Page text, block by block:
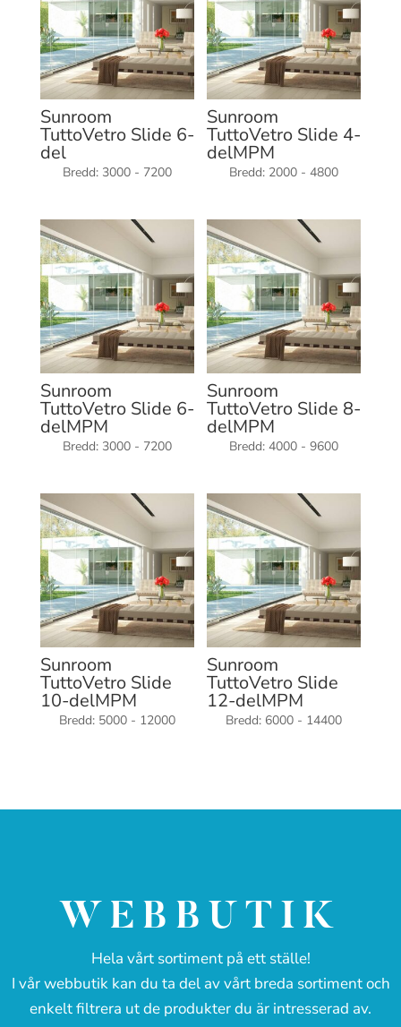
Sunroom
TuttoVetro Slide 6-
del
Bredd: 3000 - 7200
Sunroom
TuttoVetro Slide 4-
delMPM
Bredd: 2000 - 4800
Sunroom
TuttoVetro Slide 6-
delMPM
Bredd: 3000 - 7200
Sunroom
TuttoVetro Slide 8-
delMPM
Bredd: 4000 - 9600
Sunroom
TuttoVetro Slide
10-delMPM
Bredd: 5000 - 12000
Sunroom
TuttoVetro Slide
12-delMPM
Bredd: 6000 - 14400
WEBBUTIK
Hela vårt sortiment på ett ställe!
I vår webbutik kan du ta del av vårt breda sortiment och
enkelt filtrera ut de produkter du är intresserad av.